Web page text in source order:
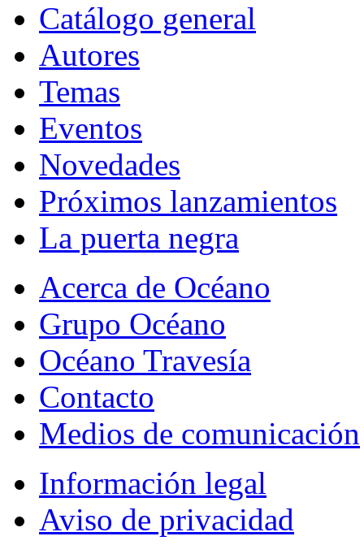
Catálogo general
Autores
Temas
Eventos
Novedades
Próximos lanzamientos
La puerta negra
Acerca de Océano
Grupo Océano
Océano Travesía
Contacto
Medios de comunicación
Información legal
Aviso de privacidad